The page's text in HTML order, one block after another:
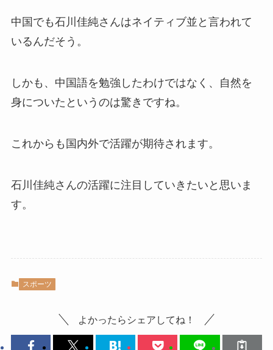
中国でも石川佳純さんはネイティブ並と言われて
いるんだそう。
しかも、中国語を勉強したわけではなく、自然を
身についたというのは驚きですね。
これからも国内外で活躍が期待されます。
石川佳純さんの活躍に注目していきたいと思いま
す。
スポーツ
よかったらシェアしてね！